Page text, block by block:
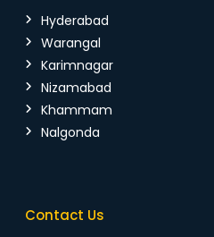
Hyderabad
Warangal
Karimnagar
Nizamabad
Khammam
Nalgonda
Contact Us